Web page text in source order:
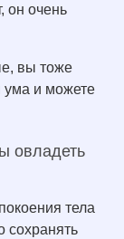
он очень
вы тоже
ума и можете
овладеть
тела
сохранять